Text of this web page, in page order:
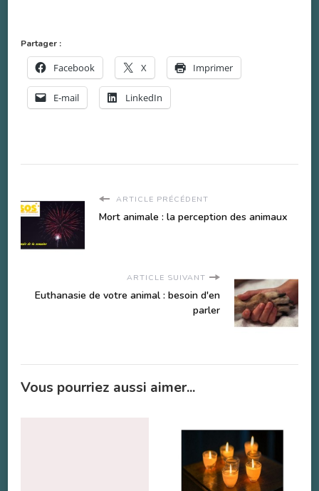
Partager :
Facebook X Imprimer
E-mail LinkedIn
ARTICLE PRÉCÉDENT
Mort animale : la perception des animaux
ARTICLE SUIVANT
Euthanasie de votre animal : besoin d'en
parler
Vous pourriez aussi aimer...